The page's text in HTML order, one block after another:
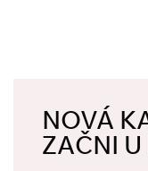
NOVÁ
ZAČNI U